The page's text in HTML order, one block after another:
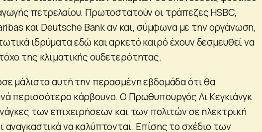
πετρελαίου. Πρωτοστατούν οι τράπεζες HSBC,
και Deutsche Bank αν και, σύμφωνα με την οργάνωση,
ιδρύματα εδώ και αρκετό καιρό έχουν δεσμευθεί να
της κλιματικής ουδετερότητας.
μάλιστα αυτή την περασμένη εβδομάδα ότι θα
περισσότερο κάρβουνο. Ο Πρωθυπουργός Λι Κεγκιάνγκ
των επιχειρήσεων και των πολιτών σε ηλεκτρική
αναγκαστικά να καλύπτονται. Επίσης το σχέδιο των